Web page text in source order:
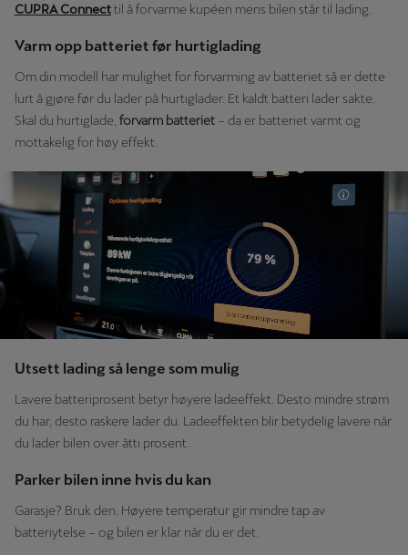
CUPRA Connecttil å forvarme kupéen mens bilen står til lading.
Varm opp batteriet før hurtiglading
Om din modell har mulighet for forvarming av batteriet så er dette
lurt å gjøre før du lader på hurtiglader. Et kaldt batteri lader sakte.
Skal du hurtiglade, forvarm batteriet – da er batteriet varmt og
mottakelig for høy effekt.
Utsett lading så lenge som mulig
Lavere batteriprosent betyr høyere ladeeffekt. Desto mindre strøm
du har, desto raskere lader du. Ladeeffekten blir betydelig lavere når
du lader bilen over åtti prosent.
Parker bilen inne hvis du kan
Garasje? Bruk den. Høyere temperatur gir mindre tap av
batteriytelse – og bilen er klar når du er det.